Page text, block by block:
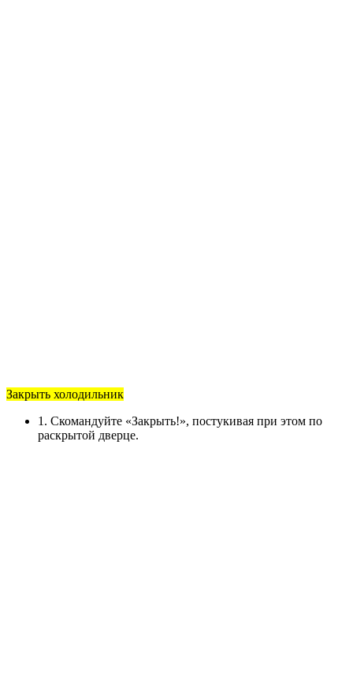
Закрыть холодильник
1. Скомандуйте «Закрыть!», постукивая при этом по
раскрытой дверце.